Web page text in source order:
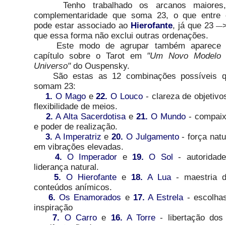
Tenho trabalhado os arcanos maiores,
complementaridade que soma 23, o que entre
pode estar associado ao Hierofante, já que 23—
que essa forma não exclui outras ordenações.
Este modo de agrupar também aparece
capítulo sobre o Tarot em "Um Novo Modelo
Universo"do Ouspensky.
São estas as 12 combinações possíveis
somam 23:
1. O Magoe22. O Louco - clareza de
flexibilidade de meios.
2. A Alta Sacerdotisae 21. O Mundo -
e poder de realização.
3. A Imperatriz e20. O Julgamento- força
em vibrações elevadas.
4. O Imperador e 19. O Sol-
liderança natural.
5. O Hierofante e 18. A Lua- maestria
conteúdos anímicos.
6. Os Enamorados e 17. A Estrela-
inspiração
7. O Carroe 16. A Torre - libertação